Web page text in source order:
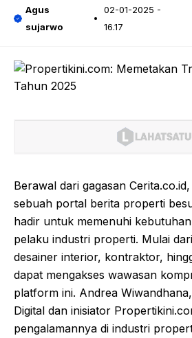
Agus
sujarwo
02-01-2025 -
16.17
Berawal dari gagasan
sebuah portal berita properti
hadir untuk memenuhi
pelaku industri properti. Mulai
desainer interior, kontraktor,
dapat mengakses wawasan
platform ini. Andrea
Digital dan inisiator
pengalamannya di industri